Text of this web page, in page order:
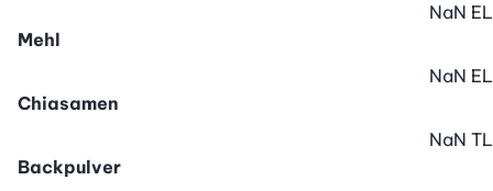
Mehl
NaN EL
Chiasamen
NaN EL
Backpulver
NaN TL